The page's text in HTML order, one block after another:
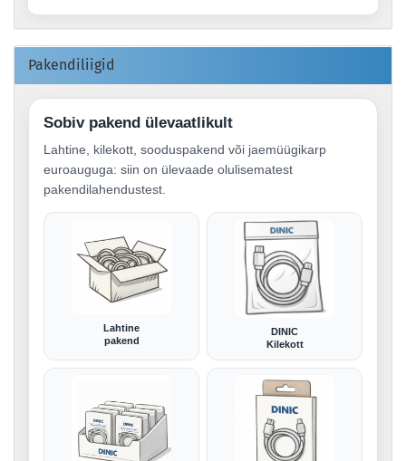
Pakendiliigid
Sobiv pakend ülevaatlikult
Lahtine, kilekott, sooduspakend või jaemüügikarp
euroauguga: siin on ülevaade olulisematest
pakendilahendustest.
Lahtine
pakend
DINIC
Kilekott